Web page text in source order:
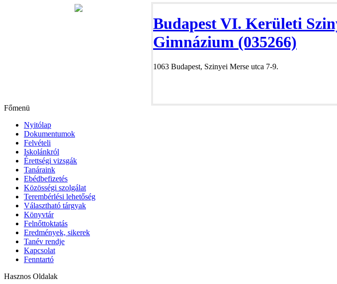
Budapest VI. Kerületi
Gimnázium (035266)
1063 Budapest, Szinyei Merse utca 7-9.
Főmenü
Nyitólap
Dokumentumok
Felvételi
Iskolánkról
Érettségi vizsgák
Tanáraink
Ebédbefizetés
Közösségi szolgálat
Terembérlési lehetőség
Választható tárgyak
Könyvtár
Felnőttoktatás
Eredmények, sikerek
Tanév rendje
Kapcsolat
Fenntartó
Hasznos Oldalak